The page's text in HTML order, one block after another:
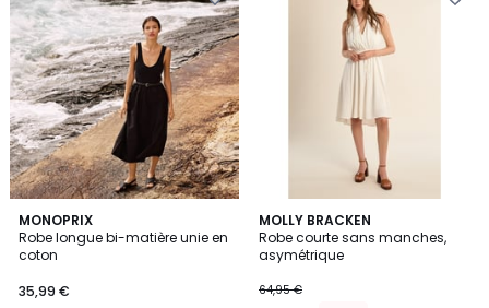
MONOPRIX
Robe longue bi-matière unie en
coton
35,99 €
1
/
5
4
Couleurs
MOLLY BRACKEN
Robe courte sans manches,
asymétrique
64,95 €